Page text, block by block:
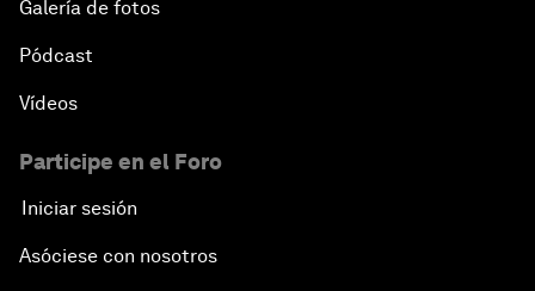
Galería de fotos
Pódcast
Vídeos
Participe en el Foro
Iniciar sesión
Asóciese con nosotros